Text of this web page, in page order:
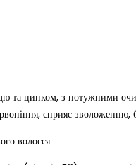
та цинком, з потужними
сприяє зволоженню,
волосся